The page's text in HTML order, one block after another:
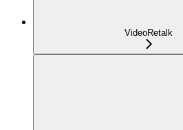
VideoRetalk